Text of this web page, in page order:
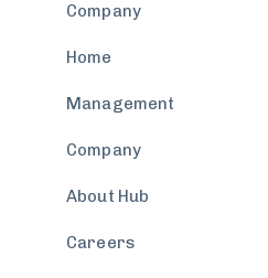
Company
Home
Management
Company
About Hub
Careers